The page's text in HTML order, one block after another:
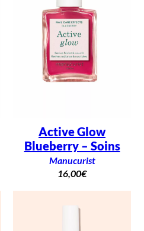
Active Glow
Blueberry – Soins
Manucurist
16,00€